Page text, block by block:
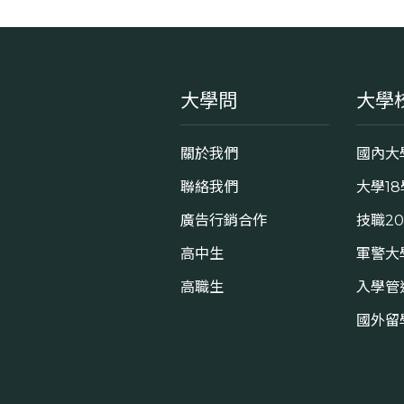
大學問
關於我們
聯絡我們
廣告行銷合作
高中生
高職生
大學
國內大
大學
技職
軍警大
入學管
國外留